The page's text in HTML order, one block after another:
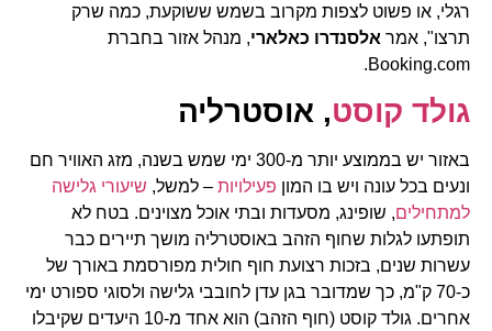
רגלי, או פשוט לצפות מקרוב בשמש ששוקעת, כמה שרק
תרצו", אמראלסנדרו כאלארי, מנהל אזור בחברת
Booking.com.
גולד קוסט, אוסטרליה
באזור יש בממוצע יותר מ-300 ימי שמש בשנה, מזג האוויר חם
ונעים בכל עונה ויש בו המוןפעילויות– למשל,שיעורי גלישה
למתחילים, שופינג, מסעדות ובתי אוכל מצוינים. בטח לא
תופתעו לגלות שחוף הזהב באוסטרליה מושך תיירים כבר
עשרות שנים, בזכות רצועת חוף חולית מפורסמת באורך של
כ-70 ק"מ, כך שמדובר בגן עדן לחובבי גלישה ולסוגי ספורט ימי
אחרים. גולד קוסט (חוף הזהב) הוא אחד מ-10 היעדים שקיבלו